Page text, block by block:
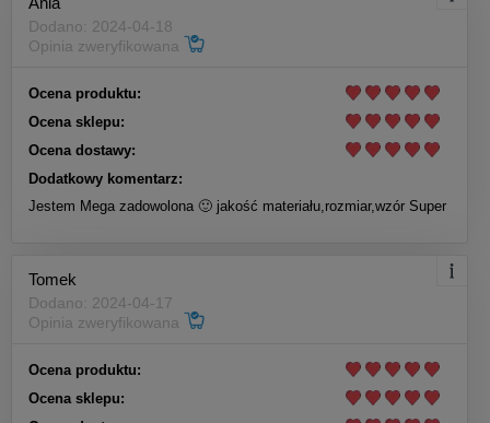
Dodano: 2024-04-18
Opinia zweryfikowana
Ocena produktu:
Ocena sklepu:
Ocena dostawy:
Dodatkowy komentarz:
Jestem Mega zadowolona 🙂 jakość materiału,rozmiar,wzór Super
Tomek
Dodano: 2024-04-17
Opinia zweryfikowana
Ocena produktu:
Ocena sklepu: